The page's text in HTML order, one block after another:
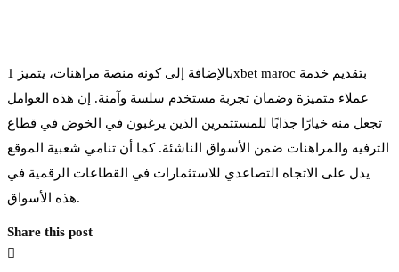
بالإضافة إلى كونه منصة مراهنات، يتميز 1xbet maroc بتقديم خدمة
عملاء متميزة وضمان تجربة مستخدم سلسة وآمنة. إن هذه العوامل
تجعل منه خيارًا جذابًا للمستثمرين الذين يرغبون في الخوض في قطاع
الترفيه والمراهنات ضمن الأسواق الناشئة. كما أن تنامي شعبية الموقع
يدل على الاتجاه التصاعدي للاستثمارات في القطاعات الرقمية في
هذه الأسواق.
Share this post